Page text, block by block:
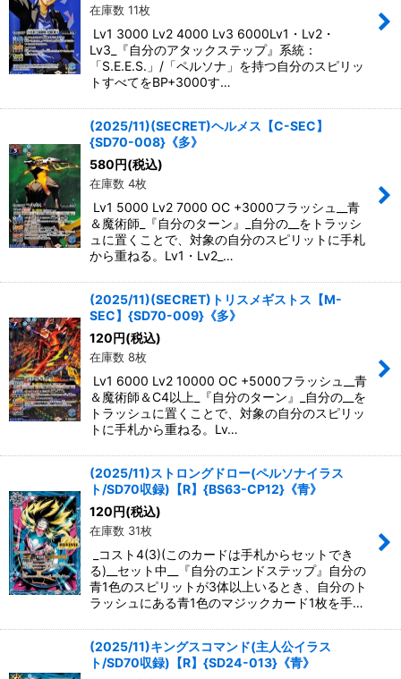
在庫数 11枚
Lv1 3000 Lv2 4000 Lv3 6000Lv1・Lv2・
Lv3_『自分のアタックステップ』系統：
「S.E.E.S.」/「ペルソナ」を持つ自分のスピリッ
トすべてをBP+3000す…
(2025/11)(SECRET)ヘルメス【C-SEC】
{SD70-008}《多》
580 円(税込)
在庫数 4枚
Lv1 5000 Lv2 7000 OC +3000フラッシュ__青
＆魔術師_『自分のターン』_自分の__をトラッシ
ュに置くことで、対象の自分のスピリットに手札
から重ねる。Lv1・Lv2_…
(2025/11)(SECRET)トリスメギストス【M-
SEC】{SD70-009}《多》
120 円(税込)
在庫数 8枚
Lv1 6000 Lv2 10000 OC +5000フラッシュ__青
＆魔術師＆C4以上_『自分のターン』_自分の__を
トラッシュに置くことで、対象の自分のスピリッ
トに手札から重ねる。Lv…
(2025/11)ストロングドロー(ペルソナイラス
ト/SD70収録)【R】{BS63-CP12}《青》
120 円(税込)
在庫数 31枚
_コスト4(3)(このカードは手札からセットでき
る)__セット中__『自分のエンドステップ』自分の
青1色のスピリットが3体以上いるとき、自分のト
ラッシュにある青1色のマジックカード1枚を手…
(2025/11)キングスコマンド(主人公イラス
ト/SD70収録)【R】{SD24-013}《青》